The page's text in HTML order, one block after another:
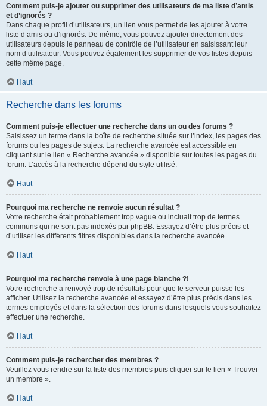
Comment puis-je ajouter ou supprimer des utilisateurs de ma liste d’amis
et d’ignorés ?
Dans chaque profil d’utilisateurs, un lien vous permet de les ajouter à votre
liste d’amis ou d’ignorés. De même, vous pouvez ajouter directement des
utilisateurs depuis le panneau de contrôle de l’utilisateur en saisissant leur
nom d’utilisateur. Vous pouvez également les supprimer de vos listes depuis
cette même page.
Haut
Recherche dans les forums
Comment puis-je effectuer une recherche dans un ou des forums ?
Saisissez un terme dans la boîte de recherche située sur l’index, les pages des
forums ou les pages de sujets. La recherche avancée est accessible en
cliquant sur le lien « Recherche avancée » disponible sur toutes les pages du
forum. L’accès à la recherche dépend du style utilisé.
Haut
Pourquoi ma recherche ne renvoie aucun résultat ?
Votre recherche était probablement trop vague ou incluait trop de termes
communs qui ne sont pas indexés par phpBB. Essayez d’être plus précis et
d’utiliser les différents filtres disponibles dans la recherche avancée.
Haut
Pourquoi ma recherche renvoie à une page blanche ?!
Votre recherche a renvoyé trop de résultats pour que le serveur puisse les
afficher. Utilisez la recherche avancée et essayez d’être plus précis dans les
termes employés et dans la sélection des forums dans lesquels vous souhaitez
effectuer une recherche.
Haut
Comment puis-je rechercher des membres ?
Veuillez vous rendre sur la liste des membres puis cliquer sur le lien « Trouver
un membre ».
Haut